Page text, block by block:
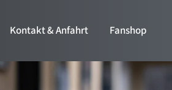
Kontakt & Anfahrt Fanshop